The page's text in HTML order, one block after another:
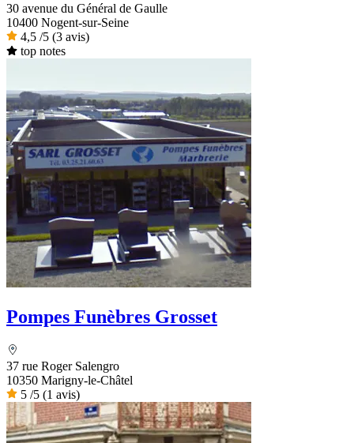
30 avenue du Général de Gaulle
10400 Nogent-sur-Seine
4,5 /5 (3 avis)
top notes
Pompes Funèbres Grosset
37 rue Roger Salengro
10350 Marigny-le-Châtel
5 /5 (1 avis)